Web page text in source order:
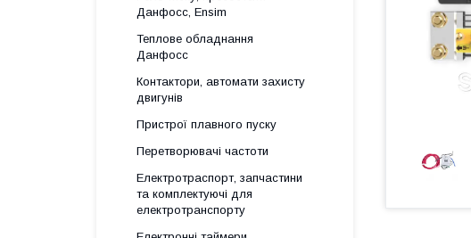
Данфосс, Ensim
Теплове обладнання
Данфосс
Контактори, автомати захисту
двигунів
Пристрої плавного пуску
Перетворювачі частоти
Електротраспорт, запчастини
та комплектуючі для
електротранспорту